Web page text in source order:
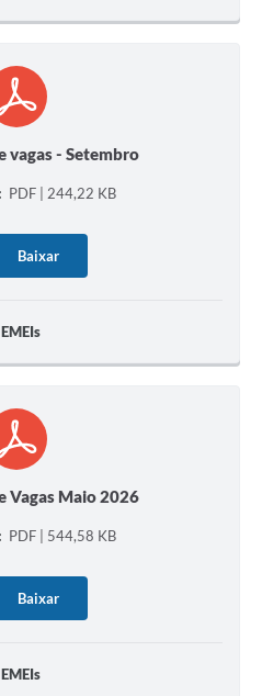
vagas - Setembro
PDF | 244,22 KB
Baixar
Vagas Maio 2026
PDF | 544,58 KB
Baixar